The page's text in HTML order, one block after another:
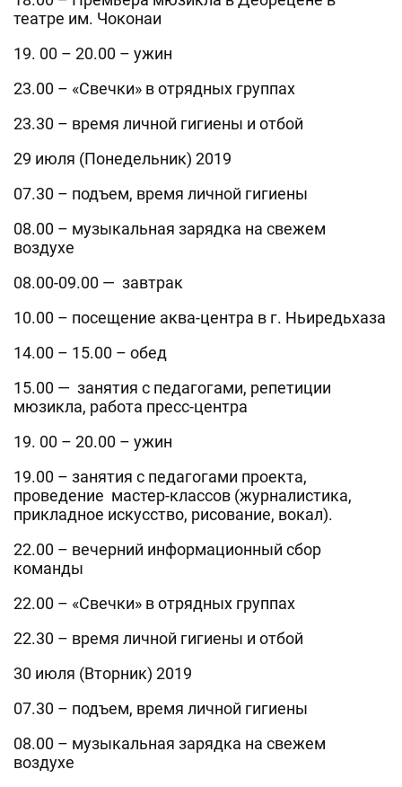
театре им. Чоконаи
19. 00 – 20.00 – ужин
23.00 – «Свечки» в отрядных группах
23.30 – время личной гигиены и отбой
29 июля (Понедельник) 2019
07.30 – подъем, время личной гигиены
08.00 – музыкальная зарядка на свежем
воздухе
08.00-09.00 — завтрак
10.00 – посещение аква-центра в г. Ньиредьхаза
14.00 – 15.00 – обед
15.00 — занятия с педагогами, репетиции
мюзикла, работа пресс-центра
19. 00 – 20.00 – ужин
19.00 – занятия с педагогами проекта,
проведение мастер-классов (журналистика,
прикладное искусство, рисование, вокал).
22.00 – вечерний информационный сбор
команды
22.00 – «Свечки» в отрядных группах
22.30 – время личной гигиены и отбой
30 июля (Вторник) 2019
07.30 – подъем, время личной гигиены
08.00 – музыкальная зарядка на свежем
воздухе